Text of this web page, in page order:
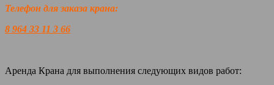
Телефон для заказа крана:
8 964 33 11 3 66
Аренда Крана для выполнения следующих видов работ: